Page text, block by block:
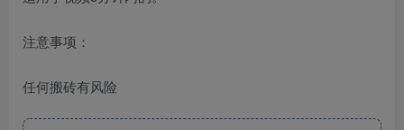
注意事项：
任何搬砖有风险